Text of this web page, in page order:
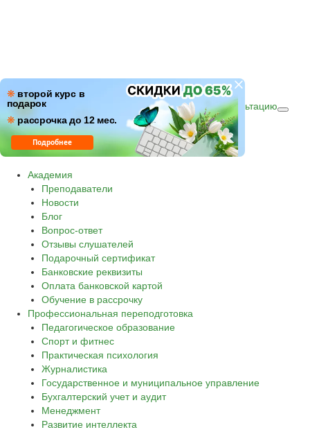
❋ второй курс в
подарок
❋ рассрочка до 12 мес.
Подробнее 8 800 500-30-45
ПН–ПТ: c 09:00 до 18:00
СБ–ВС: с 10:00 до 16:00 по (МСК)
Звонок по России бесплатный.
Получить консультацию
Академия
Преподаватели
Новости
Блог
Вопрос-ответ
Отзывы слушателей
Подарочный сертификат
Банковские реквизиты
Оплата банковской картой
Обучение в рассрочку
Профессиональная переподготовка
Педагогическое образование
Спорт и фитнес
Практическая психология
Журналистика
Государственное и муниципальное управление
Бухгалтерский учет и аудит
Менеджмент
Развитие интеллекта